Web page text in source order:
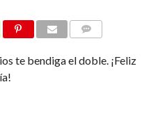
te bendiga el doble. ¡Feliz